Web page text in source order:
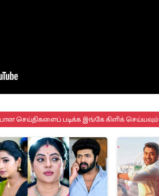
செய்திகளைப் படிக்க இங்கே கிளிக் செய்யவும்